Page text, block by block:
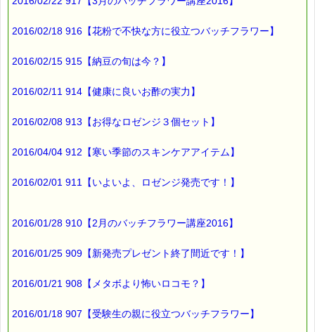
2016/02/18 916【花粉で不快な方に役立つバッチフラワー】
2016/02/15 915【納豆の旬は今？】
2016/02/11 914【健康に良いお酢の実力】
2016/02/08 913【お得なロゼンジ３個セット】
2016/04/04 912【寒い季節のスキンケアアイテム】
2016/02/01 911【いよいよ、ロゼンジ発売です！】
2016/01/28 910【2月のバッチフラワー講座2016】
2016/01/25 909【新発売プレゼント終了間近です！】
2016/01/21 908【メタボより怖いロコモ？】
2016/01/18 907【受験生の親に役立つバッチフラワー】